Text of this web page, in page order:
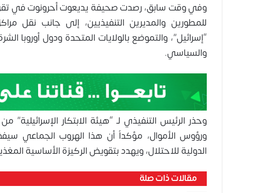
وفي وقت سابق، رصدت صحيفة يديعوت أحرونوت في
للمطورين والمديرين التنفيذيين، إلى جانب نقل
“إسرائيل”، والتموضع بالولايات المتحدة ودول أوروبا
والسياسي.
وحذر الرئيس التنفيذي لـ “هيئة الابتكار الإسرائيلية”
ورؤوس الأموال، مؤكداً أن هذا الهروب الجماعي
الدولية للاحتلال، ويهدد بتقويض الركيزة الأساسية
مقالات ذات صلة